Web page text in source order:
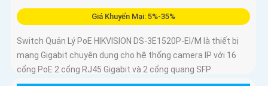
Giá Khuyến Mại: 5%-35%
Switch Quản Lý PoE HIKVISION DS-3E1520P-EI/M là thiết bị
mạng Gigabit chuyên dụng cho hệ thống camera IP với 16
cổng PoE 2 cổng RJ45 Gigabit và 2 cổng quang SFP